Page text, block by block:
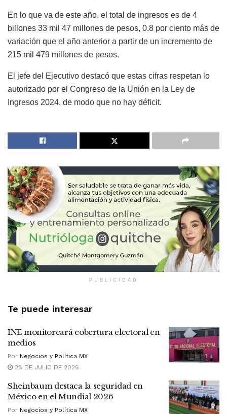
En lo que va de este año, el total de ingresos es de 4
billones 33 mil 47 millones de pesos, 0.8 por ciento más de
variación que el año anterior a partir de un incremento de
215 mil 479 millones de pesos.
El jefe del Ejecutivo destacó que estas cifras respetan lo
autorizado por el Congreso de la Unión en la Ley de
Ingresos 2024, de modo que no hay déficit.
PUBLICIDAD
Te puede interesar
INE monitoreará cobertura electoral en
medios
Por Negocios y Política MX
28 DE JULIO DE 2026
Sheinbaum destaca la seguridad en
México en el Mundial 2026
Por Negocios y Política MX